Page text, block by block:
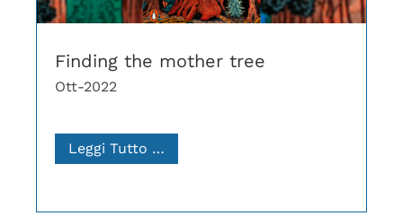
Finding the mother tree
Ott-2022
Leggi Tutto …